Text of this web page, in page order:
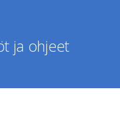
ja ohjeet